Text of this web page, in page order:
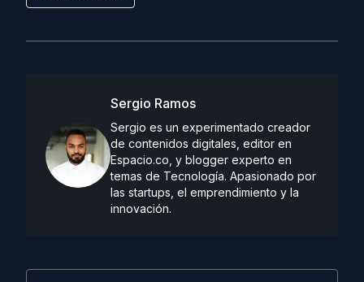
Sergio Ramos
Sergio es un experimentado creador
de contenidos digitales, editor en
Espacio.co, y blogger experto en
temas de Tecnología. Apasionado por
las startups, el emprendimiento y la
innovación.